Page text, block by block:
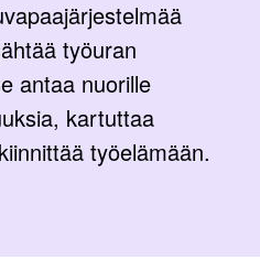
työuran
antaa nuorille
kartuttaa
työelämään.